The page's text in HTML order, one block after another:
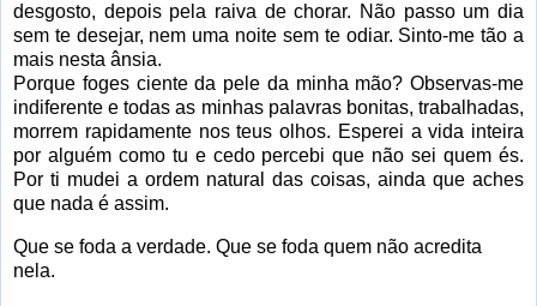
desgosto, depois pela raiva de chorar. Não passo um dia
sem te desejar, nem uma noite sem te odiar. Sinto-me tão a
mais nesta ânsia.
Porque foges ciente da pele da minha mão? Observas-me
indiferente e todas as minhas palavras bonitas, trabalhadas,
morrem rapidamente nos teus olhos. Esperei a vida inteira
por alguém como tu e cedo percebi que não sei quem és.
Por ti mudei a ordem natural das coisas, ainda que aches
que nada é assim.
Que se foda a verdade. Que se foda quem não acredita
nela.